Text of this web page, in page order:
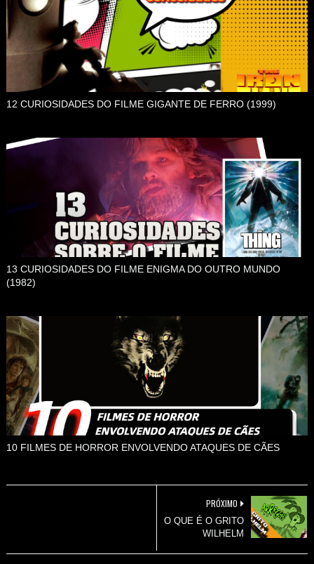
12 CURIOSIDADES DO FILME GIGANTE DE FERRO (1999)
13 CURIOSIDADES DO FILME ENIGMA DO OUTRO MUNDO
(1982)
10 FILMES DE HORROR ENVOLVENDO ATAQUES DE CÃES
PRÓXIMO
O QUE É O GRITO
WILHELM